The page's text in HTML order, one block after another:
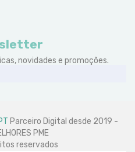
novidades e promoções.
Parceiro Digital desde 2019 -
PME
reservados